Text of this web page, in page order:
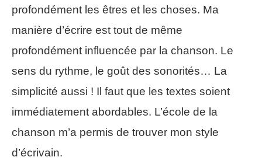
profondément les êtres et les choses. Ma
manière d’écrire est tout de même
profondément influencée par la chanson. Le
sens du rythme, le goût des sonorités… La
simplicité aussi ! Il faut que les textes soient
immédiatement abordables. L’école de la
chanson m’a permis de trouver mon style
d’écrivain.